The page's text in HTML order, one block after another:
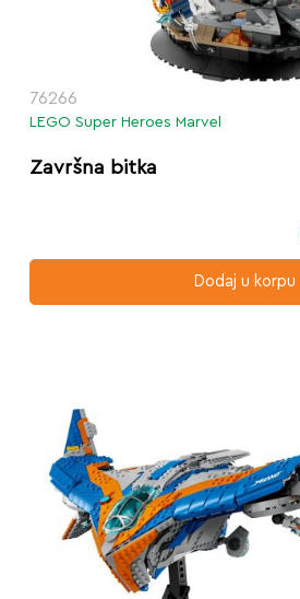
76266
LEGO Super Heroes Marvel
Završna bitka
Dodaj u korpu